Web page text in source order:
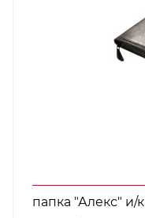
папка "Алекс" и/к